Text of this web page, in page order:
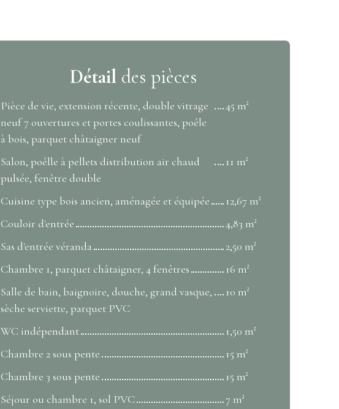
Détaildes pièces
Pièce de vie, extension récente, double vitrage
neuf 7 ouvertures et portes coulissantes, poêle
à bois, parquet châtaigner neuf
45 m²
Salon, poêlle à pellets distribution air chaud
pulsée, fenêtre double
11 m²
Cuisine type bois ancien, aménagée et équipée
12,67 m²
Couloir d'entrée
4,83 m²
Sas d'entrée véranda
2,50 m²
Chambre 1, parquet châtaigner, 4 fenêtres
16 m²
Salle de bain, baignoire, douche, grand vasque,
sèche serviette, parquet PVC
10 m²
WC indépendant
1,50 m²
Chambre 2 sous pente
15 m²
Chambre 3 sous pente
15 m²
Séjour ou chambre 1, sol PVC
7 m²